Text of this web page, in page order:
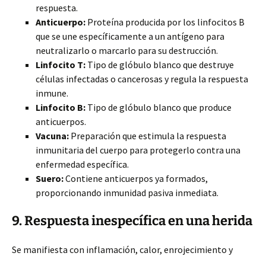
respuesta.
Anticuerpo: Proteína producida por los linfocitos B
que se une específicamente a un antígeno para
neutralizarlo o marcarlo para su destrucción.
Linfocito T: Tipo de glóbulo blanco que destruye
células infectadas o cancerosas y regula la respuesta
inmune.
Linfocito B: Tipo de glóbulo blanco que produce
anticuerpos.
Vacuna: Preparación que estimula la respuesta
inmunitaria del cuerpo para protegerlo contra una
enfermedad específica.
Suero:Contiene anticuerpos ya formados,
proporcionando inmunidad pasiva inmediata.
9. Respuesta inespecífica en una herida
Se manifiesta con inflamación, calor, enrojecimiento y